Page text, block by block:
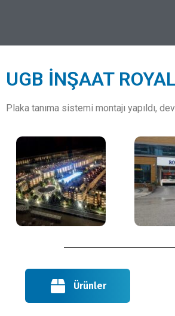
UGB İNŞAAT
Plaka tanıma sistemi montajı yapıldı,
Ürünler